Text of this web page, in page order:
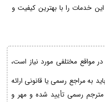
خدمات را با بهترین کیفیت و
مواقع مختلفی مورد نیاز است،
به مراجع رسمی یا قانونی ارائه
رسمی تأیید شده و مهر و